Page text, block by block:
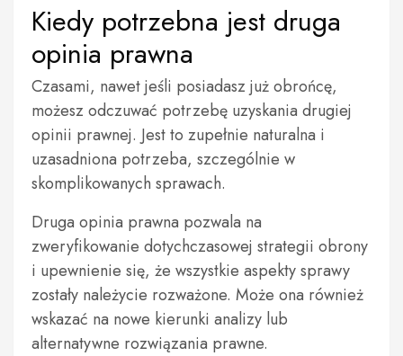
Kiedy potrzebna jest druga
opinia prawna
Czasami, nawet jeśli posiadasz już obrońcę,
możesz odczuwać potrzebę uzyskania drugiej
opinii prawnej. Jest to zupełnie naturalna i
uzasadniona potrzeba, szczególnie w
skomplikowanych sprawach.
Druga opinia prawna pozwala na
zweryfikowanie dotychczasowej strategii obrony
i upewnienie się, że wszystkie aspekty sprawy
zostały należycie rozważone. Może ona również
wskazać na nowe kierunki analizy lub
alternatywne rozwiązania prawne.